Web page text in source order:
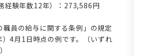
経験年数12年）：273,586円
員の給与に関する条例」の規定
4月1日時点の例です。（いずれ